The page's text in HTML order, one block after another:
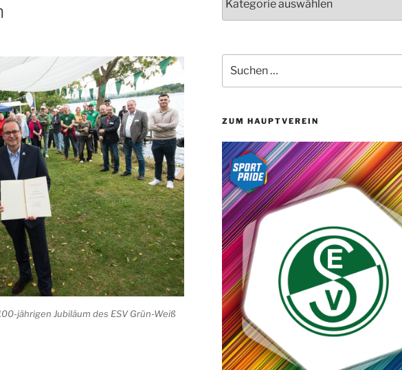
jährigen Jubiläum des ESV Grün-Weiß
nach:
ZUM HAUPTVEREIN